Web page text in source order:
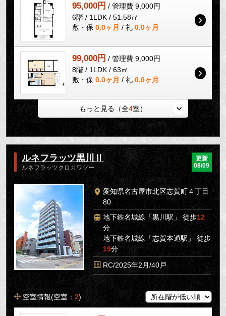
95,000円 / 管理費 9,000円
6階 / 1LDK / 51.58㎡
敷・保 0.0ヶ月 / 礼 0.0ヶ月
99,000円 / 管理費 9,000円
8階 / 1LDK / 63㎡
敷・保 0.0ヶ月 / 礼 0.0ヶ月
もっと見る（全4室）
ルネフラッツ黒川Ⅱ
ルネフラッツクロカワツー
更新
08/09
愛知県名古屋市北区志賀町４丁目
80
地下鉄名城線「黒川駅」 徒歩12
分
地下鉄名城線「志賀本通駅」 徒歩
19分
RC/2025年2月/40戸
空室情報(空室：2)